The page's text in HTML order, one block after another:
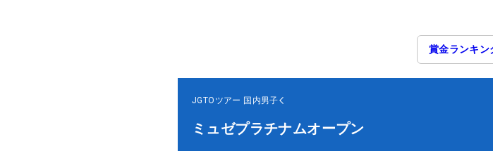
賞金ランキン
JGTOツアー 国内男子
ミュゼプラチナムオープン